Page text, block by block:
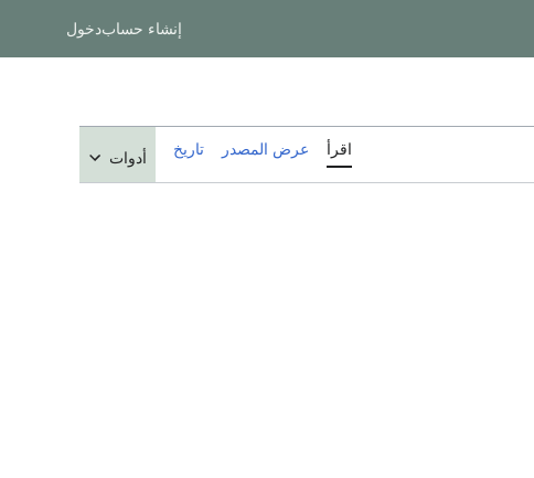
إنشاء حسابدخول
اقرأ عرض المصدر تاريخ أدوات